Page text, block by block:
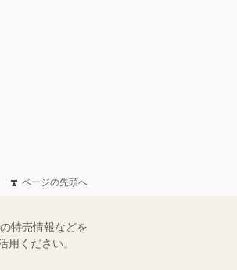
ページの先頭へ
特売情報などを
ください。